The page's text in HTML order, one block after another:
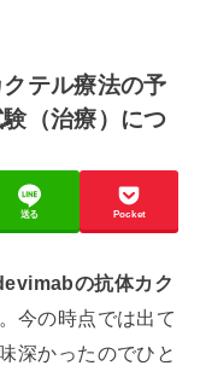
テル療法の予
（治療）につ
送る Pocket
の抗体カク
今の時点では出て
深かったのでひと